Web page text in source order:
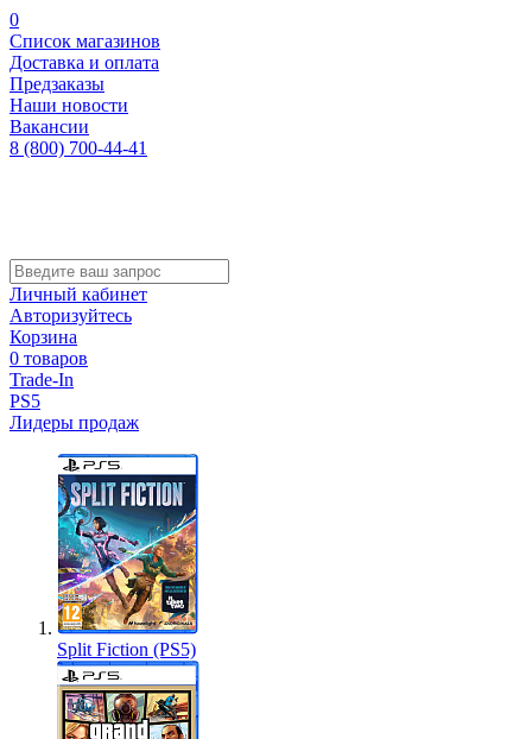
0
Список магазинов
Доставка и оплата
Предзаказы
Наши новости
Вакансии
8 (800) 700-44-41
Личный кабинет
Авторизуйтесь
Корзина
0 товаров
Trade-In
PS5
Лидеры продаж
Split Fiction (PS5)